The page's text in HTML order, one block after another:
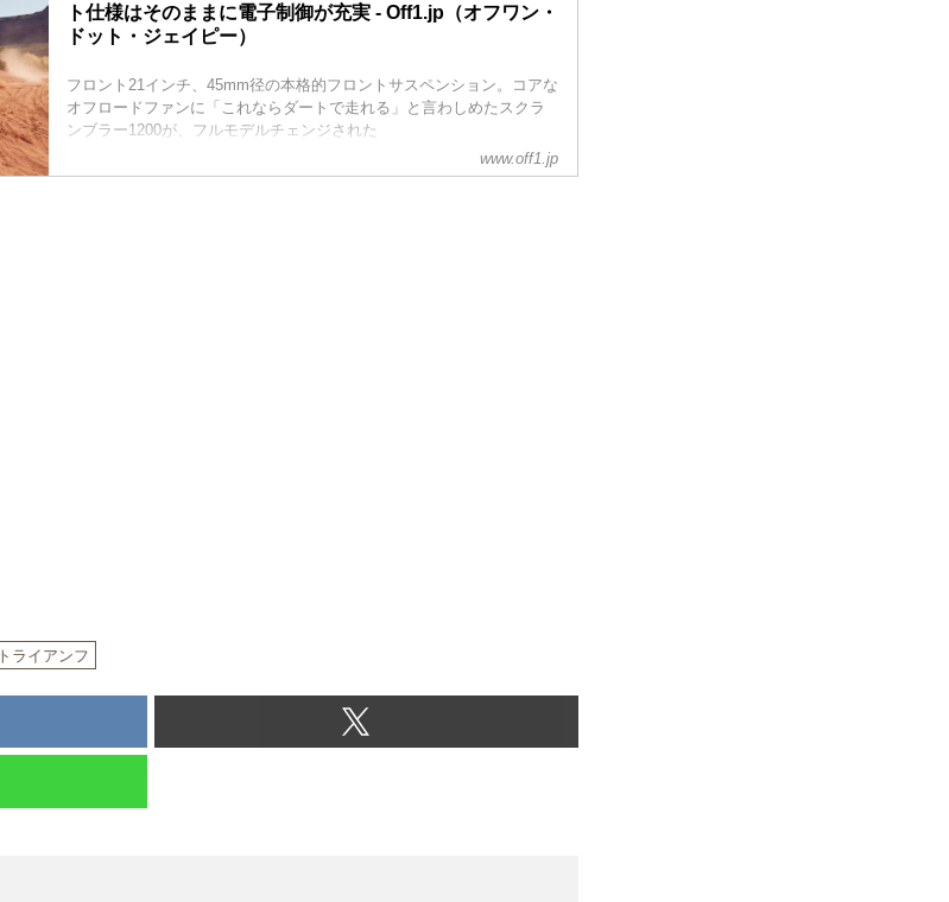
ト仕様はそのままに電子制御が充実 - Off1.jp（オフワン・
ドット・ジェイピー）
フロント21インチ、45mm径の本格的フロントサスペンション。コアな
オフロードファンに「これならダートで走れる」と言わしめたスクラ
ンブラー1200が、フルモデルチェンジされた
TRIUMPH
www.off1.jp
トライアンフ